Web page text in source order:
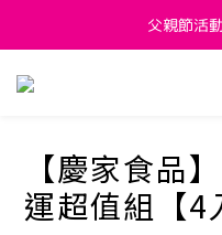
新會
父親節活
新會
【慶家食品
運超值組【4